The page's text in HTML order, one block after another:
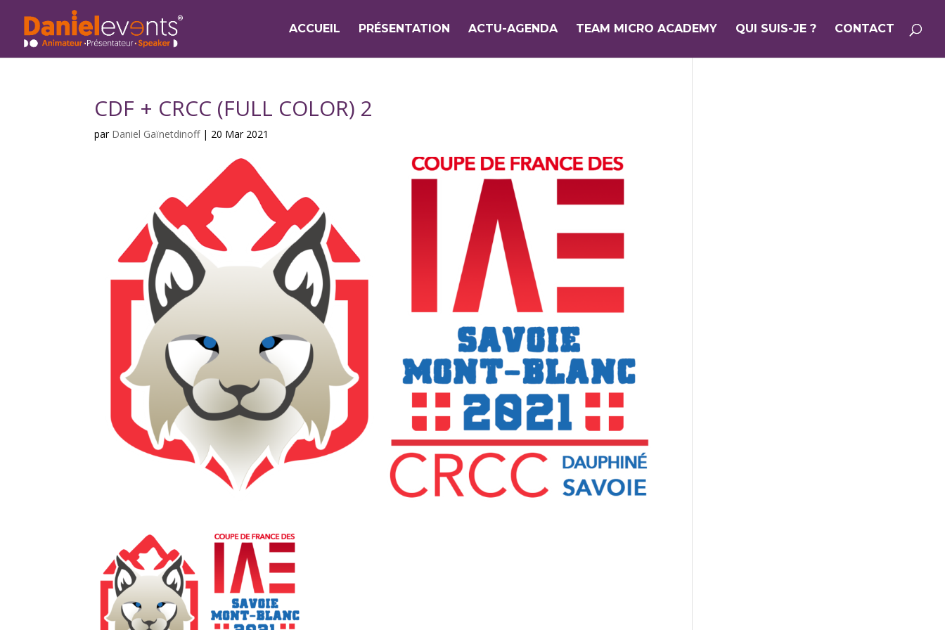
ACCUEIL PRÉSENTATION ACTU-AGENDA TEAM MICRO ACADEMY QUI SUIS-JE ? CONTACT
CDF + CRCC (FULL COLOR) 2
par Daniel Gaïnetdinoff| 20 Mar 2021